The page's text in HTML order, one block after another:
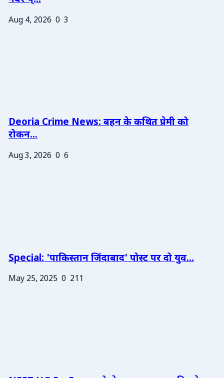
Aug 4, 2026 0 3
Deoria Crime News: बहन के कथित प्रेमी को
रोकन...
Aug 3, 2026 0 6
Special: 'पाकिस्तान जिंदाबाद' पोस्ट पर दो युव...
May 25, 2025 0 211